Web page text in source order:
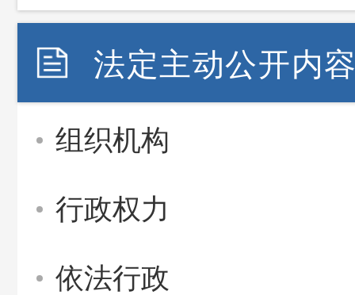
法定主动公开内
组织机构
行政权力
依法行政